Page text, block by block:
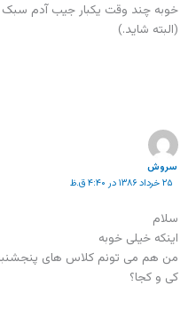
خوبه چند وقت یکبار جیب آدم سبک
(البته شاید.)
سروش
۲۵ خرداد ۱۳۸۶ در ۴:۴۰ ق.ظ
سلام
اینکه خیلی خوبه
من هم می تونم کلاس های پنجشنبه
کی و کجا؟